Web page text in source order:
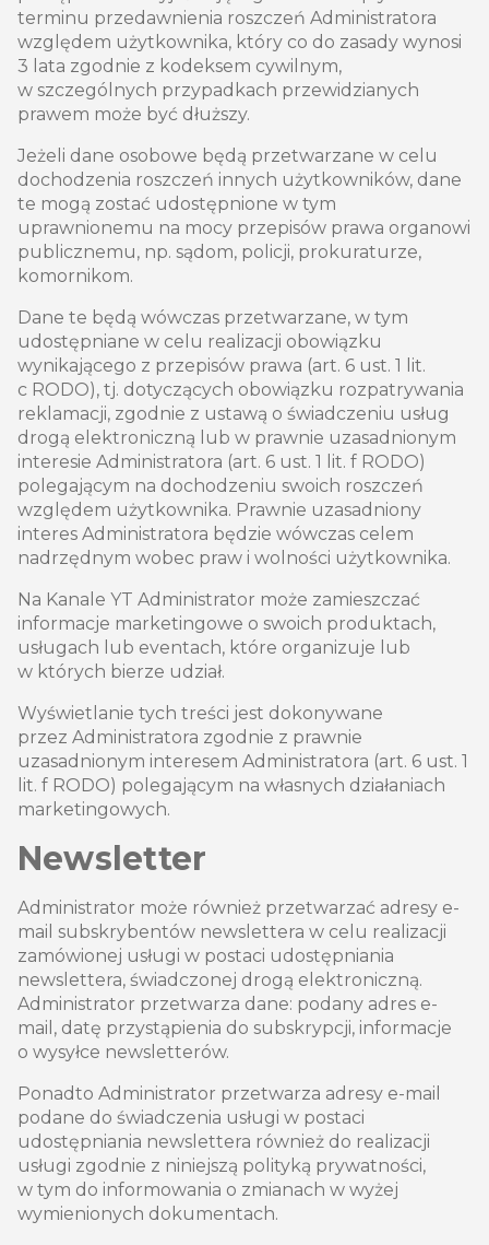
terminu przedawnienia roszczeń Administratora
względem użytkownika, który co do zasady wynosi
3 lata zgodnie z kodeksem cywilnym,
w szczególnych przypadkach przewidzianych
prawem może być dłuższy.
Jeżeli dane osobowe będą przetwarzane w celu
dochodzenia roszczeń innych użytkowników, dane
te mogą zostać udostępnione w tym
uprawnionemu na mocy przepisów prawa organowi
publicznemu, np. sądom, policji, prokuraturze,
komornikom.
Dane te będą wówczas przetwarzane, w tym
udostępniane w celu realizacji obowiązku
wynikającego z przepisów prawa (art. 6 ust. 1 lit.
c RODO), tj. dotyczących obowiązku rozpatrywania
reklamacji, zgodnie z ustawą o świadczeniu usług
drogą elektroniczną lub w prawnie uzasadnionym
interesie Administratora (art. 6 ust. 1 lit. f RODO)
polegającym na dochodzeniu swoich roszczeń
względem użytkownika. Prawnie uzasadniony
interes Administratora będzie wówczas celem
nadrzędnym wobec praw i wolności użytkownika.
Na Kanale YT Administrator może zamieszczać
informacje marketingowe o swoich produktach,
usługach lub eventach, które organizuje lub
w których bierze udział.
Wyświetlanie tych treści jest dokonywane
przez Administratora zgodnie z prawnie
uzasadnionym interesem Administratora (art. 6 ust. 1
lit. f RODO) polegającym na własnych działaniach
marketingowych.
Newsletter
Administrator może również przetwarzać adresy e-
mail subskrybentów newslettera w celu realizacji
zamówionej usługi w postaci udostępniania
newslettera, świadczonej drogą elektroniczną.
Administrator przetwarza dane: podany adres e-
mail, datę przystąpienia do subskrypcji, informacje
o wysyłce newsletterów.
Ponadto Administrator przetwarza adresy e-mail
podane do świadczenia usługi w postaci
udostępniania newslettera również do realizacji
usługi zgodnie z niniejszą polityką prywatności,
w tym do informowania o zmianach w wyżej
wymienionych dokumentach.